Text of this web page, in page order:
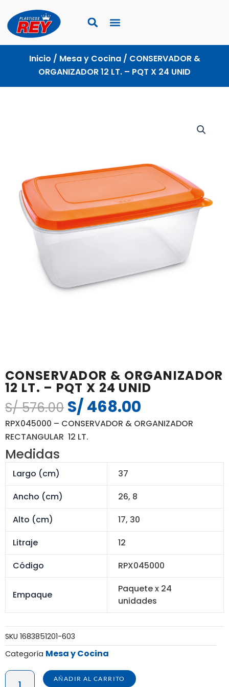
contenido
Inicio / Mesa y Cocina/ CONSERVADOR &
ORGANIZADOR 12 LT. – PQT X 24 UNID
CONSERVADOR & ORGANIZADOR
12 LT. – PQT X 24 UNID
S/576.00 El
precio
original
S/ 576.00.
S/468.00
precio
S/ 468.00.
RPX045000 – CONSERVADOR & ORGANIZADOR
RECTANGULAR 12 LT.
Medidas
Largo (cm)
37
Ancho (cm)
26, 8
Alto (cm)
17, 30
Litraje
12
Código
RPX045000
Empaque
Paquete x 24
unidades
SKU 1683851201-603
Categoría Mesa y Cocina
CONSERVADORAÑADIR AL CARRITO